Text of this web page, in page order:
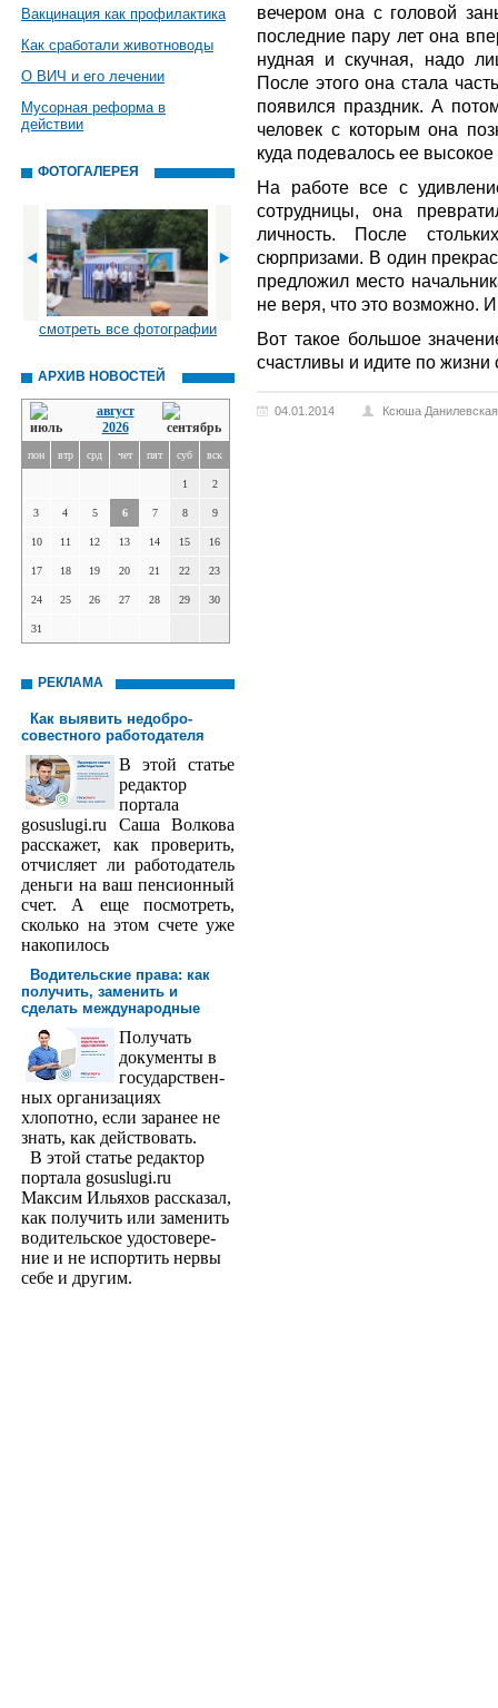
Вакцинация как профилактика
Как сработали животноводы
О ВИЧ и его лечении
Мусорная реформа в
действии
ФОТОГАЛЕРЕЯ
смотреть все фотографии
АРХИВ НОВОСТЕЙ
август
2026
пон втр срд чет пят суб вск
1 2
3 4 5 6 7 8 9
10 11 12 13 14 15 16
17 18 19 20 21 22 23
24 25 26 27 28 29 30
31
РЕКЛАМА
Как выявить недобро­
совестного работодателя
В этой статье
редактор
порта­ла
gosuslugi.ru Саша Волкова
расскажет, как проверить,
отчисляет ли работодатель
деньги на ваш пенсионный
счет. А еще посмотреть,
сколько на этом счете уже
накопилось
Водительские права: как
получить, заменить и
сделать международ­ные
Получать
доку­менты в
государствен­
ных организациях
хлопотно, если заранее не
знать, как действовать.
В этой статье редактор
портала gosuslugi.ru
Максим Ильяхов рассказал,
как получить или заменить
водительское удостовере­
ние и не испортить нервы
себе и другим.
вечером она с головой
последние пару лет она
нудная и скучная, надо
После этого она стала
появился праздник. А
человек с которым она
куда подевалось ее
На работе все с
сотрудницы, она
личность. После
сюрпризами. В один
предложил место
не веря, что это возможно.
Вот такое большое
счастливы и идите по
04.01.2014 Ксюша Данилевская